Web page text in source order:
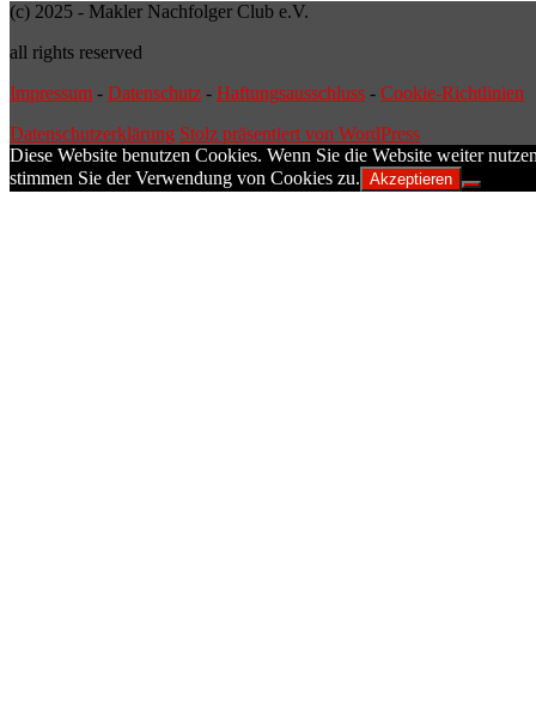
(c) 2025 - Makler Nachfolger Club e.V.
all rights reserved
Impressum - Datenschutz - Haftungsausschluss - Cookie-Richtlinien
Datenschutzerklärung Stolz präsentiert von WordPress
Diese Website benutzen Cookies. Wenn Sie die Website weiter
stimmen Sie der Verwendung von Cookies zu. Akzeptieren